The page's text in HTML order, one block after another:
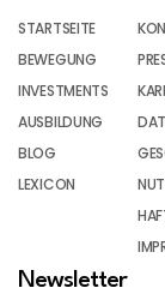
STARTSEITE
BEWEGUNG
INVESTMENTS
AUSBILDUNG
BLOG
LEXICON
Newsletter